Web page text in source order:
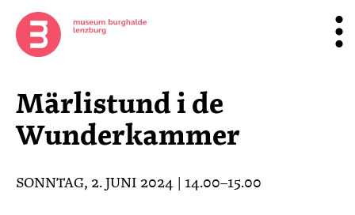
Märlistund i de
Wunderkammer
SONNTAG, 2. JUNI 2024 | 14.00–15.00